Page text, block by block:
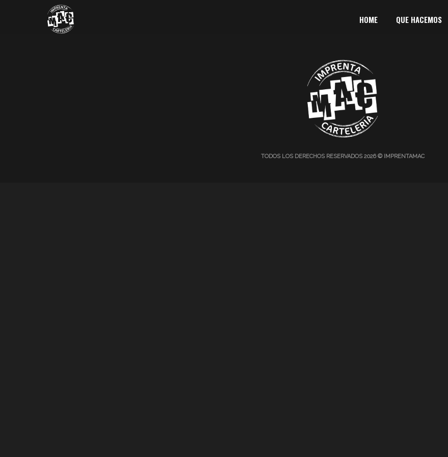
HOME QUE HACEMOS
TODOS LOS DERECHOS RESERVADOS 2026 © IMPRENTAMAC